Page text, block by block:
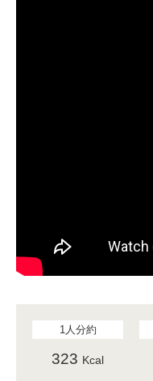
1人分約
323 Kcal